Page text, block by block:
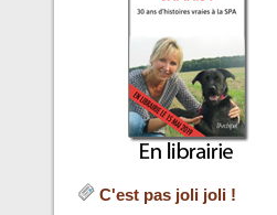
C'est pas joli joli !